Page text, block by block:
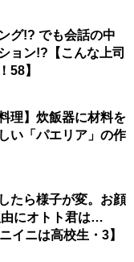
グ!? でも会話の中
ョン!?【こんな上司
58】
理】炊飯器に材料を
い「パエリア」の作
たら様子が変。お顔
にオトト君は…
イニは高校生・3】